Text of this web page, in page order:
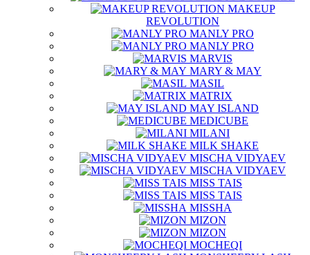
MAKEUP
REVOLUTION
MANLY PRO
MANLY PRO
MARVIS
MARY & MAY
MASIL
MATRIX
MAY ISLAND
MEDICUBE
MILANI
MILK SHAKE
MISCHA VIDYAEV
MISCHA VIDYAEV
MISS TAIS
MISS TAIS
MISSHA
MIZON
MIZON
MOCHEQI